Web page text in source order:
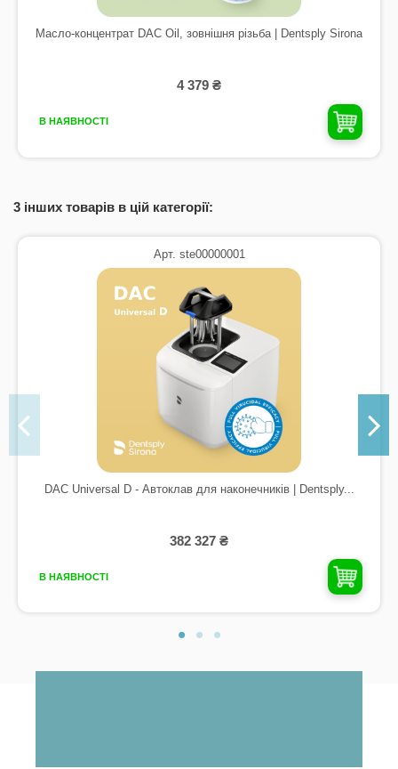
Масло-концентрат DAC Oil, зовнішня різьба | Dentsply Sirona
4 379 ₴
В НАЯВНОСТІ
3 інших товарів в цій категорії:
Арт. ste00000001
DAC Universal D - Автоклав для наконечників | Dentsply...
382 327 ₴
В НАЯВНОСТІ